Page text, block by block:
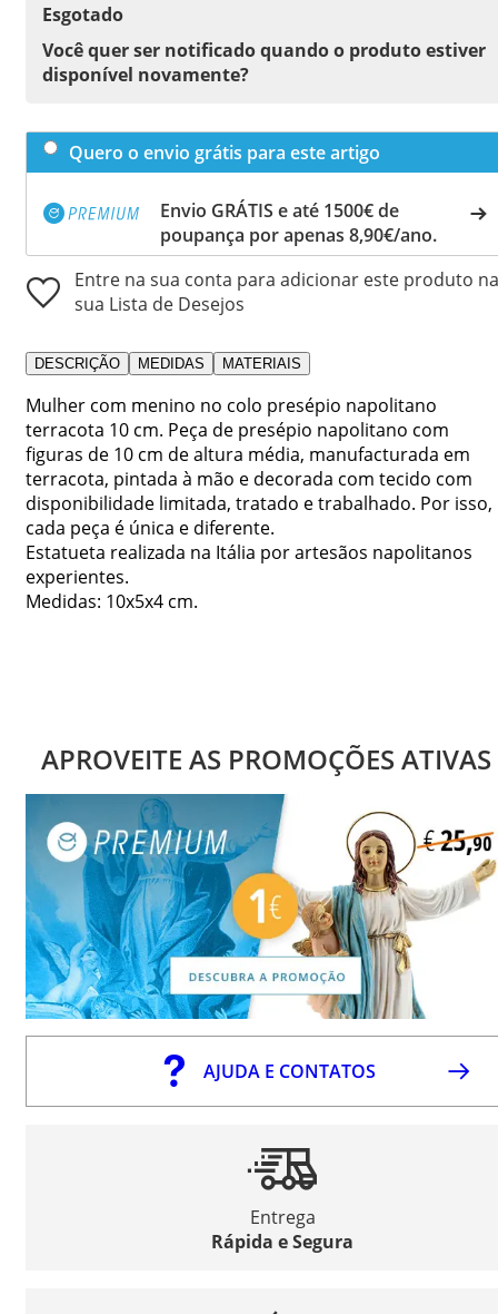
Esgotado
Você quer ser notificado quando o produto estiver
disponível novamente?
Quero o envio grátis para este artigo
Envio GRÁTIS e até 1500€ de
poupança por apenas 8,90€/ano.
Entre na sua conta para adicionar este produto na
sua Lista de Desejos
DESCRIÇÃO MEDIDAS MATERIAIS
Mulher com menino no colo presépio napolitano
terracota 10 cm. Peça de presépio napolitano com
figuras de 10 cm de altura média, manufacturada em
terracota, pintada à mão e decorada com tecido com
disponibilidade limitada, tratado e trabalhado. Por isso,
cada peça é única e diferente.
Estatueta realizada na Itália por artesãos napolitanos
experientes.
Medidas: 10x5x4 cm.
APROVEITE AS PROMOÇÕES ATIVAS
AJUDA E CONTATOS
Entrega
Rápida e Segura